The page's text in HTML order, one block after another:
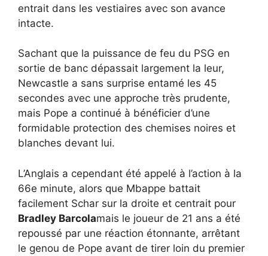
entrait dans les vestiaires avec son avance
intacte.
Sachant que la puissance de feu du PSG en
sortie de banc dépassait largement la leur,
Newcastle a sans surprise entamé les 45
secondes avec une approche très prudente,
mais Pope a continué à bénéficier d’une
formidable protection des chemises noires et
blanches devant lui.
L’Anglais a cependant été appelé à l’action à la
66e minute, alors que Mbappe battait
facilement Schar sur la droite et centrait pour
Bradley Barcolamais le joueur de 21 ans a été
repoussé par une réaction étonnante, arrêtant
le genou de Pope avant de tirer loin du premier